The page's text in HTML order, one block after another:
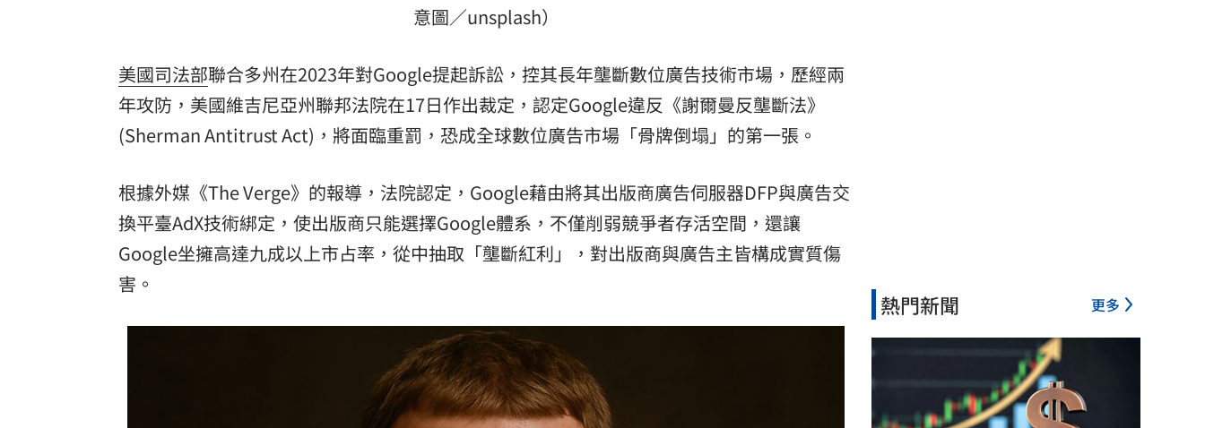
「拍片人的多重宇宙」職涯論壇9/12登場！ 10:30
理想混蛋號召粉絲跨海追星吃美食！ 18:15
意圖／unsplash）
美國司法部聯合多州在2023年對Google提起訴訟，控其長年壟斷數位廣告技術市場，歷經兩
年攻防，美國維吉尼亞州聯邦法院在17日作出裁定，認定Google違反《謝爾曼反壟斷法》
(Sherman Antitrust Act)，將面臨重罰，恐成全球數位廣告市場「骨牌倒塌」的第一張。
根據外媒《The Verge》的報導，法院認定，Google藉由將其出版商廣告伺服器DFP與廣告交
換平臺AdX技術綁定，使出版商只能選擇Google體系，不僅削弱競爭者存活空間，還讓
Google坐擁高達九成以上市占率，從中抽取「壟斷紅利」，對出版商與廣告主皆構成實質傷
害。
熱門新聞 更多